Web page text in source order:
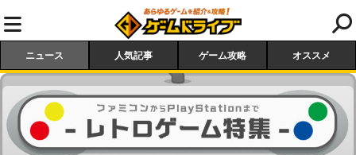
ニュース 人気記事 ゲーム攻略 オススメ